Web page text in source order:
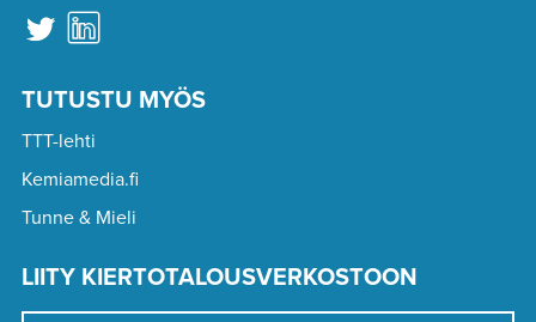
TUTUSTU MYÖS
TTT-lehti
Kemiamedia.fi
Tunne & Mieli
LIITY KIERTOTALOUSVERKOSTOON